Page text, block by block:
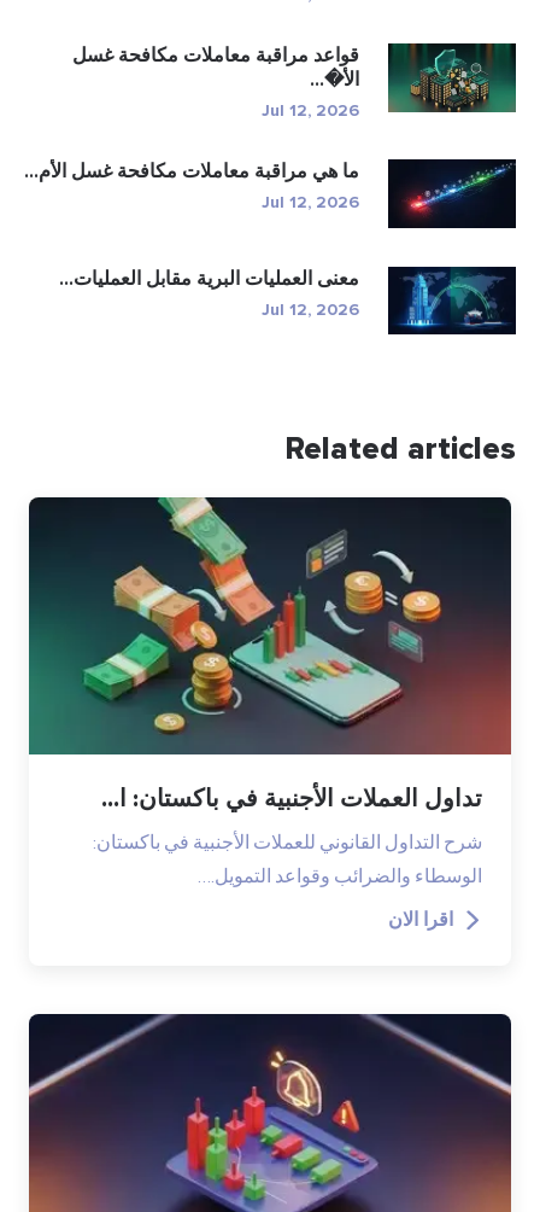
قواعد مراقبة معاملات مكافحة غسل
الأ�...
Jul 12, 2026
ما هي مراقبة معاملات مكافحة غسل الأم...
Jul 12, 2026
معنى العمليات البرية مقابل العمليات...
Jul 12, 2026
Related articles
تداول العملات الأجنبية في باكستان: ا...
شرح التداول القانوني للعملات الأجنبية في باكستان:
الوسطاء والضرائب وقواعد التمويل.…
اقرا الان